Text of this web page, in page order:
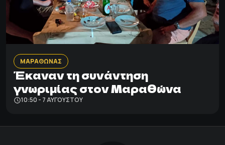
ΜΑΡΑΘΩΝΑΣ
Έκαναν τη συνάντηση
γνωριμίας στον Μαραθώνα
10:50 - 7 ΑΥΓΟΎΣΤΟΥ